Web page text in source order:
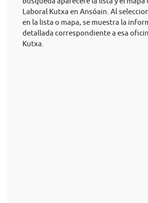
Laboral Kutxa en Ansóain. Al
en la lista o mapa, se muestra la
detallada correspondiente a esa
Kutxa.